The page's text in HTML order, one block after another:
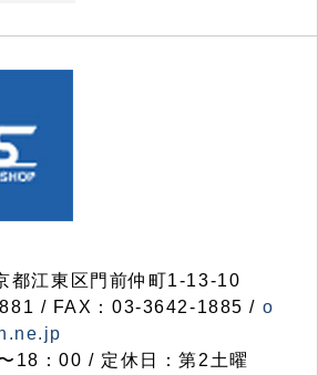
江東区門前仲町1-13-10
/ FAX：03-3642-1885 / o
18：00 / 定休日：第2土曜